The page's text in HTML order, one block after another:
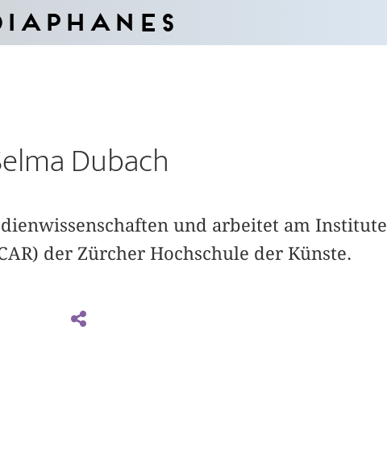
Dubach
und arbeitet am
der Zürcher Hochschule der Künste.